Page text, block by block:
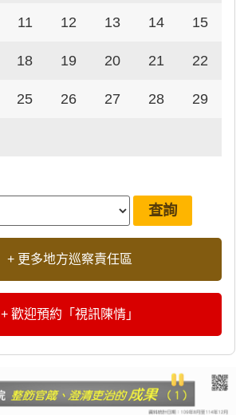
11 12 13 14 15
18 19 20 21 22
25 26 27 28 29
+ 更多地方巡察責任區
+ 歡迎預約「視訊陳情」